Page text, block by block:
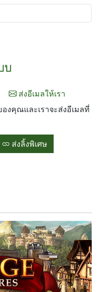
บ
ส่งอีเมลให้เรา
งคุณและเราจะส่งอีเมลที่
ส่งลิ้งพิเศษ